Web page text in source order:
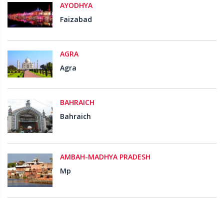
AYODHYA
Faizabad
AGRA
Agra
BAHRAICH
Bahraich
AMBAH-MADHYA PRADESH
Mp